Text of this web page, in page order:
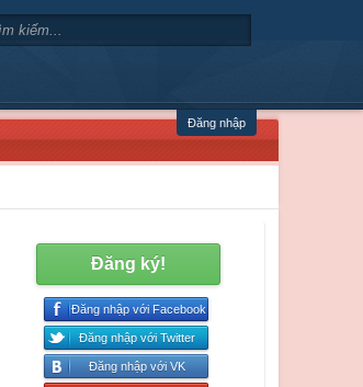
Đăng nhập
Đăng ký!
Đăng nhập với Facebook
Đăng nhập với Twitter
Đăng nhập với VK